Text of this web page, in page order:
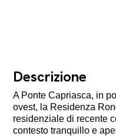
Descrizione
A Ponte Capriasca, in
ovest, la Residenza
residenziale di recente
contesto tranquillo e